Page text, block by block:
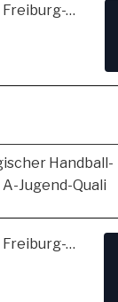
TSV Alemannia Freiburg-Zähringen
Handball-
Jugend-Quali
TSV Alemannia Freiburg-Zähringen